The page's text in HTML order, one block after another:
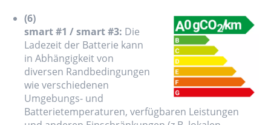
(6)
smart #1 / smart #3: Die
Ladezeit der Batterie kann
in Abhängigkeit von
diversen Randbedingungen
wie verschiedenen
Umgebungs- und
Batterietemperaturen, verfügbaren Leistungen